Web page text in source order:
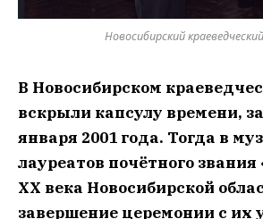
Новосибирский
В Новосибирском
вскрыли капсулу времени,
января 2001 года. Тогда в
лауреатов почётного
ХХ века Новосибирской
завершение церемонии с их